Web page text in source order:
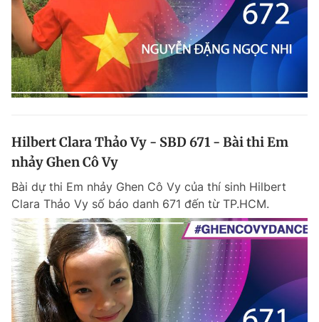
Hilbert Clara Thảo Vy - SBD 671 - Bài thi Em
nhảy Ghen Cô Vy
Bài dự thi Em nhảy Ghen Cô Vy của thí sinh Hilbert
Clara Thảo Vy số báo danh 671 đến từ TP.HCM.